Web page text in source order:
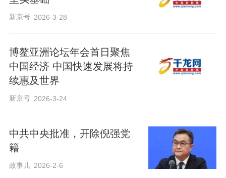
新京号 2026-3-28
博鳌亚洲论坛年会首日聚焦
中国经济 中国快速发展将持
续惠及世界
新京号 2026-3-24
中共中央批准，开除倪强党
籍
政事儿 2026-2-6